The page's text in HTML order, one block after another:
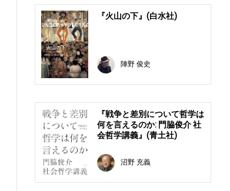
『火山の下』(白水社)
陣野 俊史
『戦争と差別について哲学は
何を言えるのか: 門脇俊介 社
会哲学講義』(青土社)
沼野 充義